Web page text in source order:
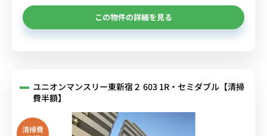
この物件の詳細を見る
ユニオンマンスリー東新宿２ 603 1R・セミダブル【清掃
費半額】
清掃費